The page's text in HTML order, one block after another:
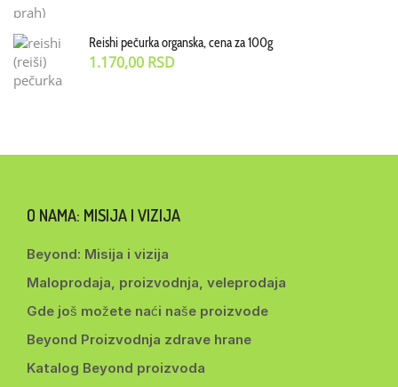
Reishi pečurka organska, cena za 100g
1.170,00 RSD
O NAMA: MISIJA I VIZIJA
Beyond: Misija i vizija
Maloprodaja, proizvodnja, veleprodaja
Gde još možete naći naše proizvode
Beyond Proizvodnja zdrave hrane
Katalog Beyond proizvoda